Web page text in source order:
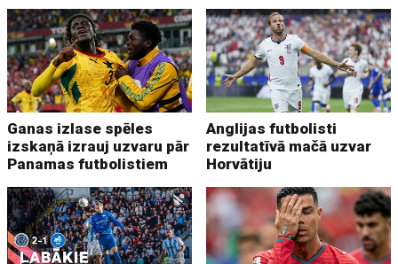
Ganas izlase spēles
izskaņā izrauj uzvaru pār
Panamas futbolistiem
Anglijas futbolisti
rezultatīvā mačā uzvar
Horvātiju